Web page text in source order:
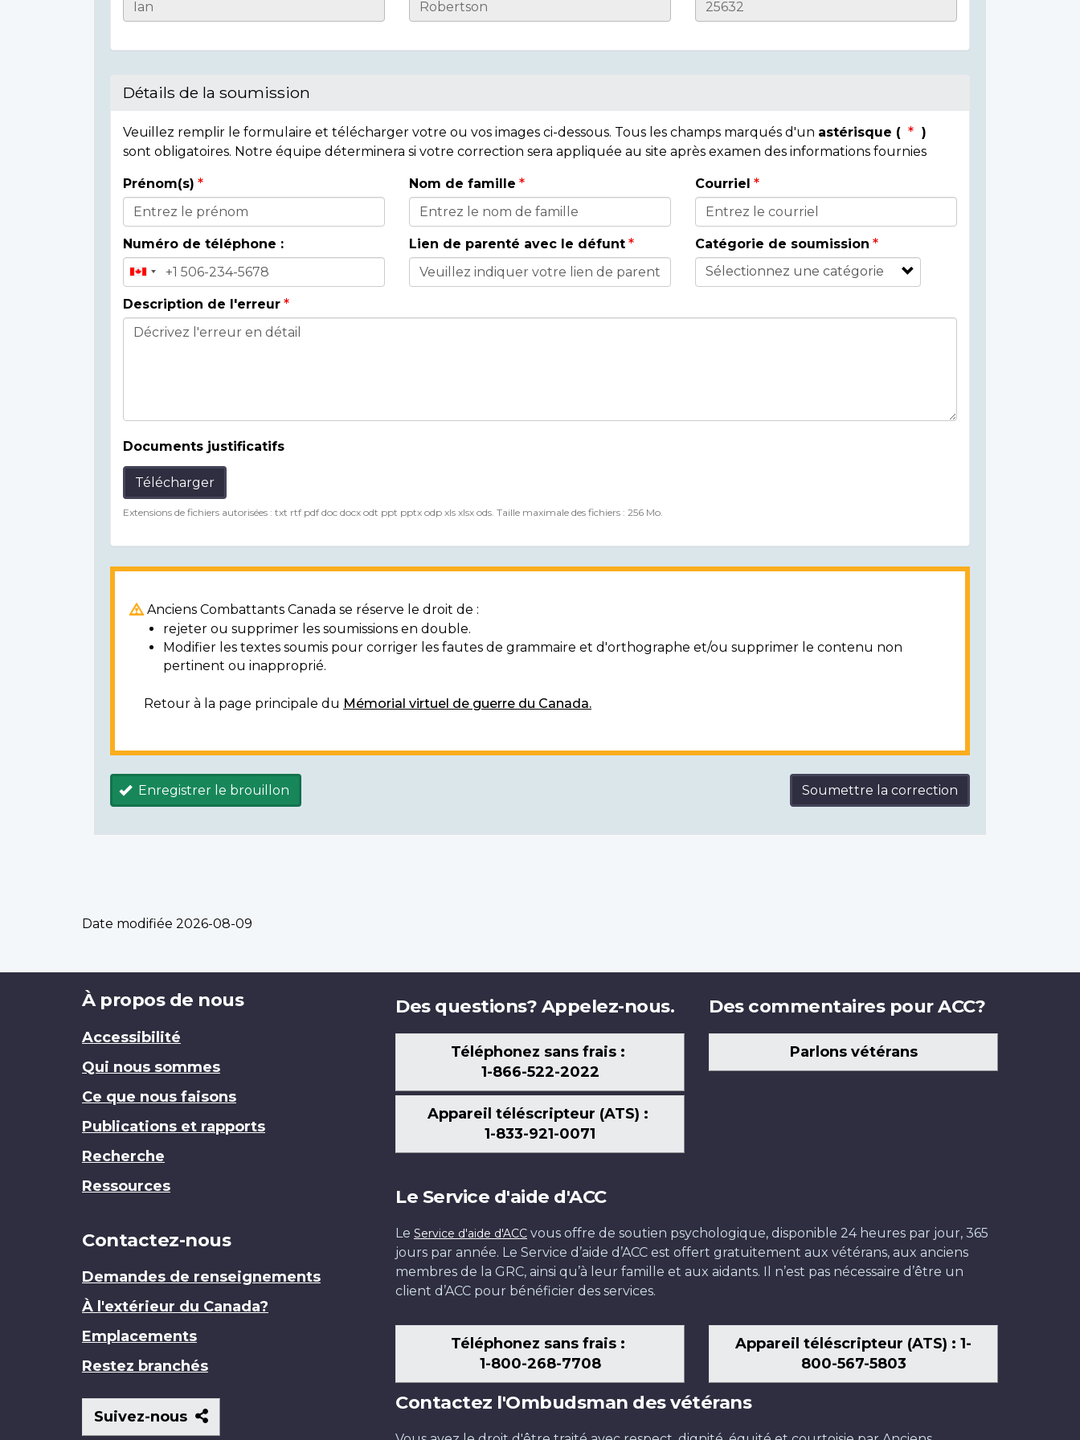
Casualty
Détails de la soumission
Veuillez remplir le formulaire et télécharger votre ou vos images ci-dessous. Tous les champs marqués d'un astérisque (
)
sont obligatoires. Notre équipe déterminera si votre correction sera appliquée au site après examen des informations fournies
Donor
Details
Prénom(s) Nom de famille Courriel
Numéro de téléphone : Lien de parenté avec le défunt Catégorie de soumission
Description de l'erreur
Documents justificatifs
Télécharger
Extensions de fichiers autorisées : txt rtf pdf doc docx odt ppt pptx odp xls xlsx ods. Taille maximale des fichiers : 256 Mo.
Anciens Combattants Canada se réserve le droit de :
rejeter ou supprimer les soumissions en double.
Modifier les textes soumis pour corriger les fautes de grammaire et d'orthographe et/ou supprimer le contenu non
pertinent ou inapproprié.
Retour à la page principale du Mémorial virtuel de guerre du Canada.
Enregistrer le brouillon Soumettre la correction
Date modifiée 2026-08-09
Brand
À propos de nous
Accessibilité
Qui nous sommes
Ce que nous faisons
Publications et rapports
Recherche
Ressources
Contactez-nous
Demandes de renseignements
À l'extérieur du Canada?
Emplacements
Restez branchés
Suivez-nous
Suivez-
nous
Des questions? Appelez-nous.
Téléphonez sans frais :
1-866-522-2022
Appareil téléscripteur (ATS) :
1-833-921-0071
Des commentaires pour ACC?
Parlons vétérans
Le Service d'aide d'ACC
Le Service d'aide d'ACC vous offre de soutien psychologique, disponible 24 heures par jour, 365
jours par année. Le Service d’aide d’ACC est offert gratuitement aux vétérans, aux anciens
membres de la GRC, ainsi qu’à leur famille et aux aidants. Il n’est pas nécessaire d’être un
client d’ACC pour bénéficier des services.
Téléphonez sans frais :
1-800-268-7708
Appareil téléscripteur (ATS) : 1-
800-567-5803
Contactez l'Ombudsman des vétérans